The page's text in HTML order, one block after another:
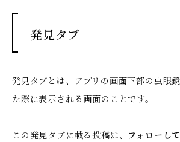
発見タブ
発見タブとは、アプリの画面下部の虫眼
た際に表示される画面のことです。
この発見タブに載る投稿は、 フォローし